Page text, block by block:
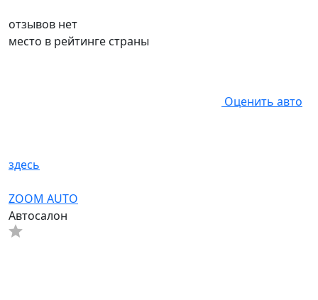
отзывов нет
место в рейтинге страны
Оценить авто
здесь
ZOOM AUTO
Автосалон